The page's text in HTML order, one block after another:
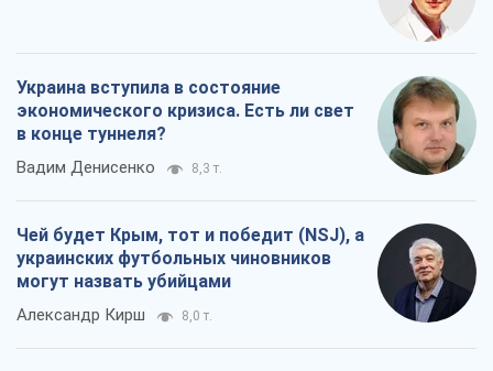
Украина вступила в состояние
экономического кризиса. Есть ли свет
в конце туннеля?
Вадим Денисенко 8,3 т.
Чей будет Крым, тот и победит (NSJ), а
украинских футбольных чиновников
могут назвать убийцами
Александр Кирш 8,0 т.